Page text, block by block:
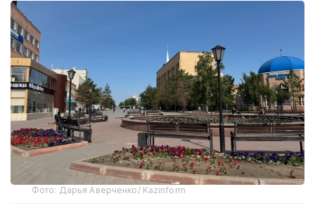
Фото: Дарья Аверченко/ Kazinform